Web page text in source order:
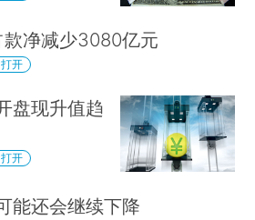
净减少3080亿元
开
盘现升值趋
开
能还会继续下降